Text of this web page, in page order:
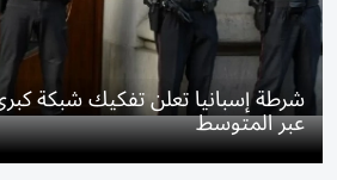
شرطة إسبانيا تعلن تفكيك شبكة
عبر المتوسط